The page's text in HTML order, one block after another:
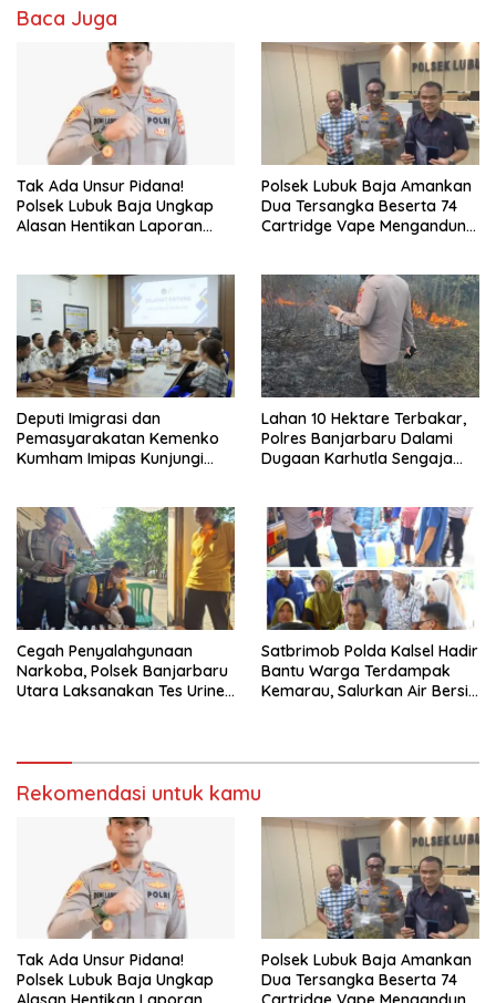
Baca Juga
Tak Ada Unsur Pidana!
Polsek Lubuk Baja Ungkap
Alasan Hentikan Laporan
Polsek Lubuk Baja Amankan
Dua Tersangka Beserta 74
Cartridge Vape Mengandung
Deputi Imigrasi dan
Pemasyarakatan Kemenko
Kumham Imipas Kunjungi
Lahan 10 Hektare Terbakar,
Polres Banjarbaru Dalami
Dugaan Karhutla Sengaja
Cegah Penyalahgunaan
Narkoba, Polsek Banjarbaru
Utara Laksanakan Tes Urine
Satbrimob Polda Kalsel Hadir
Bantu Warga Terdampak
Kemarau, Salurkan Air Bersih
Rekomendasi untuk kamu
Tak Ada Unsur Pidana!
Polsek Lubuk Baja Ungkap
Polsek Lubuk Baja Amankan
Dua Tersangka Beserta 74